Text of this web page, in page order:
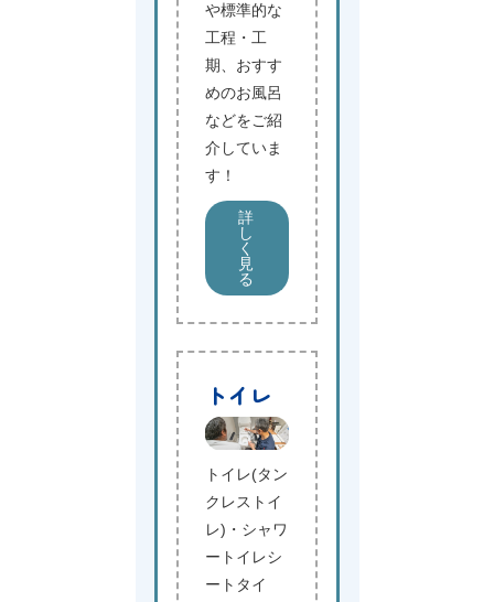
や標準的な
工程・工
期、おすす
めのお風呂
などをご紹
介していま
す！
詳
し
く
見
る
トイレ
トイレ(タン
クレストイ
レ)・シャワ
ートイレシ
ートタイ